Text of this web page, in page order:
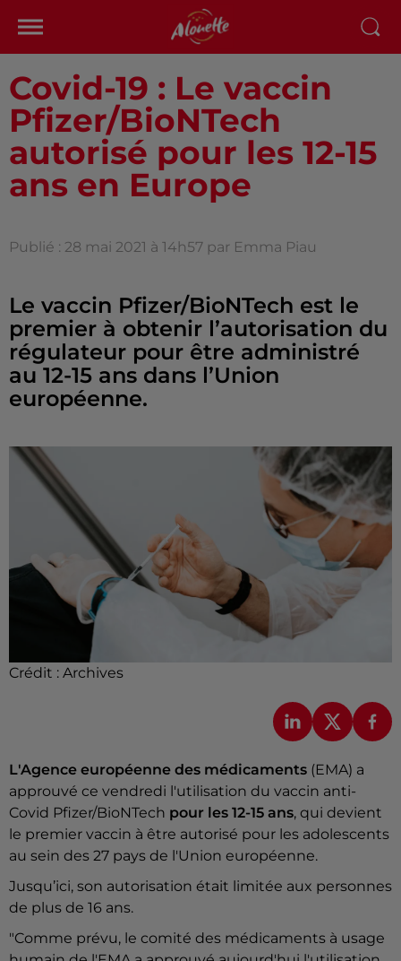
Covid-19 : Le vaccin
Pfizer/BioNTech
autorisé pour les 12-15
ans en Europe
Publié : 28 mai 2021 à 14h57 par Emma Piau
Le vaccin Pfizer/BioNTech est le
premier à obtenir l’autorisation du
régulateur pour être administré
au 12-15 ans dans l’Union
européenne.
Crédit : Archives
L'Agence européenne des médicaments (EMA) a
approuvé ce vendredi l'utilisation du vaccin anti-
Covid Pfizer/BioNTech pour les 12-15 ans, qui devient
le premier vaccin à être autorisé pour les adolescents
au sein des 27 pays de l'Union européenne.
Jusqu’ici, son autorisation était limitée aux personnes
de plus de 16 ans.
"Comme prévu, le comité des médicaments à usage